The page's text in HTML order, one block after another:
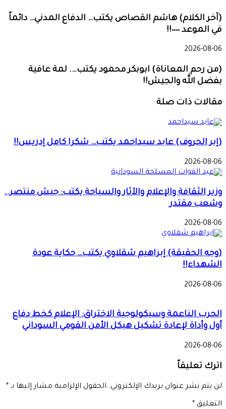
(آخر الكلام) هاشم القصاص يكتب… الدفاع المدني… دائماً
في الموعد ٠٠٠٠!!
2026-08-06
(من رحم المعاناة) ابوبكر محمود يكتب…. لمة عافية
بفضل الله والجيش!!
مقالات ذات صلة
(إبر الحروف) عابد سيداحمد يكتب… شكرا كامل إدريس!!
2026-08-06
وزير الثقافة والإعلام والآثار والسياحة يكتب: جيش منتصر..
وشعب مقتدر
2026-08-06
(وجه الحقيقة) إبراهيم شقلاوي يكتب… حكاية عودة
الشهداء!!
2026-08-06
الحرب الناعمة وسيكولوجية الاختراق: الإعلام كخط دفاع
أول وأداة لإعادة تشكيل هيكل الأمن القومي السوداني
2026-08-06
اترك تعليقاً
لن يتم نشر عنوان بريدك الإلكتروني. الحقول الإلزامية مشار إليها بـ *
التعليق *